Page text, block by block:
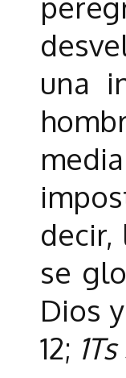
una
decir,
se
Dios
12; 1Ts